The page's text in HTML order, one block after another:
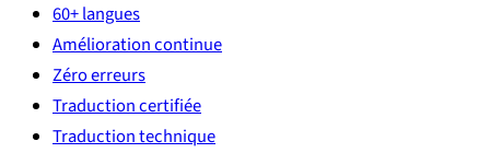
60+ langues
Amélioration continue
Zéro erreurs
Traduction certifiée
Traduction technique